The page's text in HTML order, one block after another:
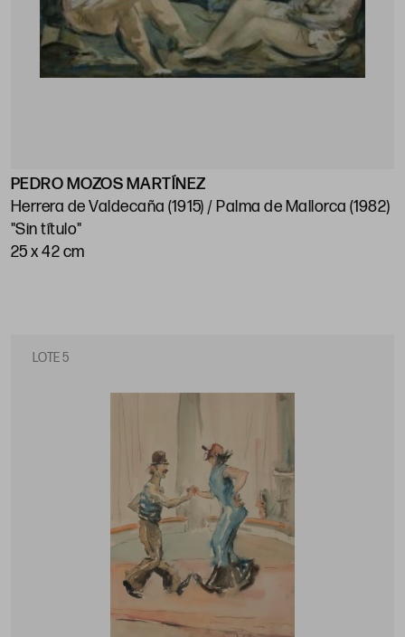
PEDRO MOZOS MARTÍNEZ
Herrera de Valdecaña (1915) / Palma de Mallorca (1982)
"Sin título"
25 x 42 cm
LOTE 5